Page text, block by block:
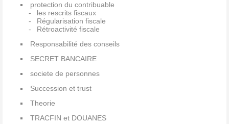
protection du contribuable
les rescrits fiscaux
Régularisation fiscale
Rétroactivité fiscale
Responsabilité des conseils
SECRET BANCAIRE
societe de personnes
Succession et trust
Theorie
TRACFIN et DOUANES